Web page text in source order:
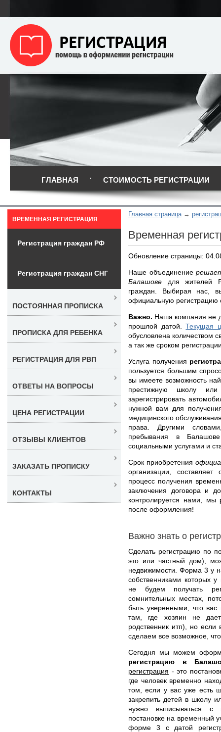
ГЛАВНАЯ СТОИМОСТЬ РЕГИСТРАЦИИ
Главная страница
Временная
Обновление страницы:
Наше объединение
Балашове для жителей
граждан. Выбирая нас,
официальную регистрацию
Важно. Наша компания не
прошлой датой.Текущая
обусловлена количеством
а так же сроком
Услуга получения
пользуется большим
вы имеете возможность
престижную школу
зарегистрировать
нужной вам для получения
медицинского
права. Другими
пребывания в
социальными услугами и
Срок приобретения
организации,
процесс получения
заключения договора и
контролируется нами,
после оформления!
Важно знать о
Сделать регистрацию по
это или частный дом),
недвижимости. Форма 3 у
собственниками которых
не будем получать
сомнительных местах,
быть уверенными, что вас
там, где хозяин не
родственник итп), но
сделаем все возможное,
Сегодня мы можем
регистрацию в
регистрация - это
где человек временно
том, если у вас уже есть
закрепить детей в школу
нужно выписываться с
постановке на временный
форме 3 с датой
ВРЕМЕННАЯ РЕГИСТРАЦИЯ
Регистрация граждан РФ
Регистрация граждан СНГ
ПОСТОЯННАЯ ПРОПИСКА
ПРОПИСКА ДЛЯ РЕБЕНКА
РЕГИСТРАЦИЯ ДЛЯ РВП
ОТВЕТЫ НА ВОПРОСЫ
ЦЕНА РЕГИСТРАЦИИ
ОТЗЫВЫ КЛИЕНТОВ
ЗАКАЗАТЬ ПРОПИСКУ
КОНТАКТЫ